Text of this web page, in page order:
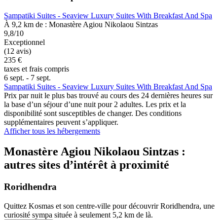
Sampatiki Suites - Seaview Luxury Suites With Breakfast And Spa
À 9,2 km de : Monastère Agiou Nikolaou Sintzas
9,8/10
Exceptionnel
(12 avis)
235 €
taxes et frais compris
6 sept. - 7 sept.
Sampatiki Suites - Seaview Luxury Suites With Breakfast And Spa
Prix par nuit le plus bas trouvé au cours des 24 dernières heures sur
la base d’un séjour d’une nuit pour 2 adultes. Les prix et la
disponibilité sont susceptibles de changer. Des conditions
supplémentaires peuvent s’appliquer.
Afficher tous les hébergements
Monastère Agiou Nikolaou Sintzas :
autres sites d’intérêt à proximité
Roridhendra
Quittez Kosmas et son centre-ville pour découvrir Roridhendra, une
curiosité sympa située à seulement 5,2 km de là.